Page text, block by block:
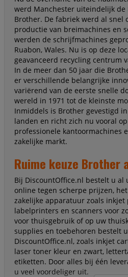
werd Manchester uiteindelijk de
Brother. De fabriek werd al snel
productie van breimachines en
werden de schrijfmachines
Ruabon, Wales. Nu is op deze
geavanceerd recycling centrum
In de meer dan 50 jaar die
er verschillende belangrijke
variërend van de eerste snelle
wereld in 1971 tot de kleinste
Inmiddels is Brother gevestigd
landen en richt zich nu vooral
professionele kantoormachines
zakelijke markt.
Ruime keuze Brother
Bij DiscountOffice.nl bestelt u al
online tegen scherpe prijzen,
zakelijke apparatuur zoals
labelprinters en scanners voor
voor thuisgebruik of op uw
supplies en toebehoren bestelt
DiscountOffice.nl, zoals inkjet
laser toner kleur en zwart,
etiketten. Door alles bij één
u veel voordeliger uit.